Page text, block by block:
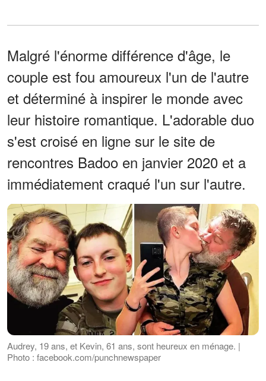
Malgré l'énorme différence d'âge, le
couple est fou amoureux l'un de l'autre
et déterminé à inspirer le monde avec
leur histoire romantique. L'adorable duo
s'est croisé en ligne sur le site de
rencontres Badoo en janvier 2020 et a
immédiatement craqué l'un sur l'autre.
Audrey, 19 ans, et Kevin, 61 ans, sont heureux en ménage. |
Photo : facebook.com/punchnewspaper